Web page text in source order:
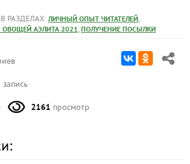
РАЗДЕЛАХ: ЛИЧНЫЙ ОПЫТ ЧИТАТЕЛЕЙ,
АЭЛИТА 2021, ПОЛУЧЕНИЕ ПОСЫЛКИ
2161 просмотр